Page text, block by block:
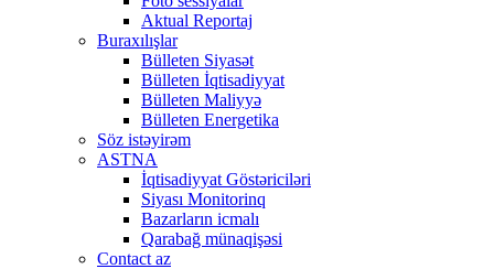
Aktual Reportaj
Buraxılışlar
Bülleten Siyasət
Bülleten İqtisadiyyat
Bülleten Maliyyə
Bülleten Energetika
Söz istəyirəm
ASTNA
İqtisadiyyat Göstəriciləri
Siyası Monitorinq
Bazarların icmalı
Qarabağ münaqişəsi
Contact az